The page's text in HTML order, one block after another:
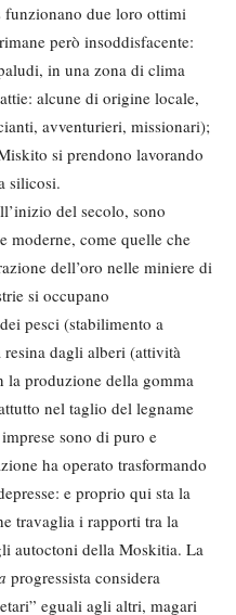
funzionano due loro ottimi
però insoddisfacente:
in una zona di clima
alcune di origine locale,
avventurieri, missionari);
si prendono lavorando
silicosi.
del secolo, sono
moderne, come quelle che
dell’oro nelle miniere di
si occupano
pesci (stabilimento a
dagli alberi (attività
la produzione della gomma
nel taglio del legname
sono di puro e
ha operato trasformando
e proprio qui sta la
travaglia i rapporti tra la
autoctoni della Moskitia. La
progressista considera
eguali agli altri, magari